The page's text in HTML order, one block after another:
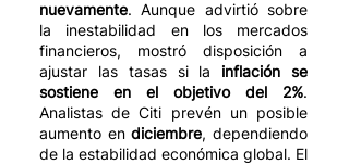
nuevamente. Aunque advirtió sobre
la inestabilidad en los mercados
financieros, mostró disposición a
ajustar las tasas si la inflación se
sostiene en el objetivo del 2%.
Analistas de Citi prevén un posible
aumento en diciembre, dependiendo
de la estabilidad económica global. El